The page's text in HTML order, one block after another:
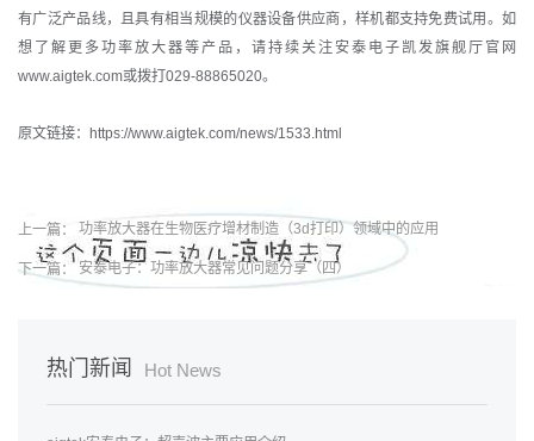
有广泛产品线，且具有相当规模的仪器设备供应商，样机都支持免费试用。如
想了解更多功率放大器等产品，请持续关注安泰电子凯发旗舰厅官网
www.aigtek.com或拨打029-88865020。
原文链接：https://www.aigtek.com/news/1533.html
上一篇： 功率放大器在生物医疗增材制造（3d打印）领域中的应用
下一篇： 安泰电子：功率放大器常见问题分享（四）
热门新闻 Hot News